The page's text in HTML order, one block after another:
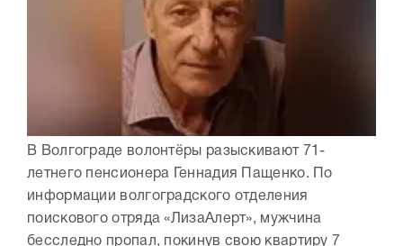
В Волгограде волонтёры разыскивают 71-
летнего пенсионера Геннадия Пащенко. По
информации волгоградского отделения
поискового отряда «ЛизаАлерт», мужчина
бесследно пропал, покинув свою квартиру 7